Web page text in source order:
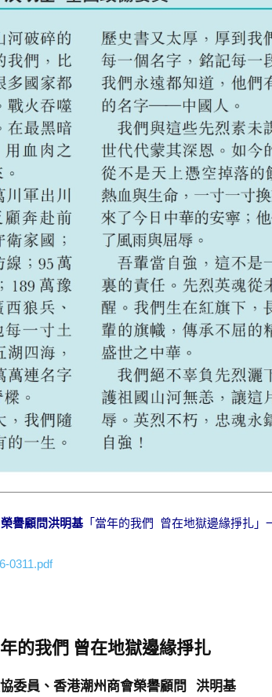
譽顧問洪明基「當年的我們 曾在地獄邊緣掙扎」
0311.pdf
的我們 曾在地獄邊緣掙扎
委員、香港潮州商會榮譽顧問 洪明基